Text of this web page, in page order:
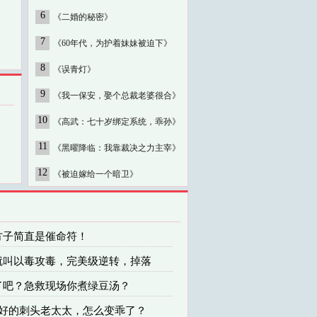
6 《二婚的秘密》
7 《60年代，为护着妹妹被迫下》
8 《误青灯》
9 《我一保安，娶个总裁老婆很合》
10 《高武：七十岁绑定系统，乖孙》
11 《黑曜降临：我靠裁决之力主宰》
12 《被迫嫁给一个暗卫》
简直是催命符！
以毒攻毒，完美级逆转，掉落
？急救现场你煮绿豆汤？
的刺头老太太，怎么变乖了？